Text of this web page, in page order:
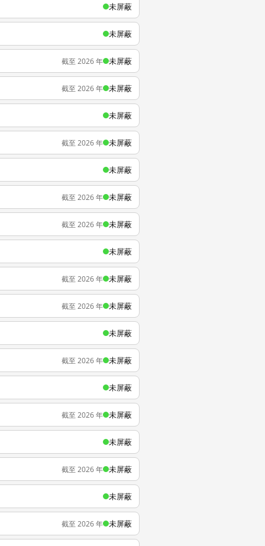
未屏蔽
未屏蔽
截至 2026 年 未屏蔽
截至 2026 年 未屏蔽
未屏蔽
截至 2026 年 未屏蔽
未屏蔽
截至 2026 年 未屏蔽
截至 2026 年 未屏蔽
未屏蔽
截至 2026 年 未屏蔽
截至 2026 年 未屏蔽
未屏蔽
截至 2026 年 未屏蔽
未屏蔽
截至 2026 年 未屏蔽
未屏蔽
截至 2026 年 未屏蔽
未屏蔽
截至 2026 年 未屏蔽